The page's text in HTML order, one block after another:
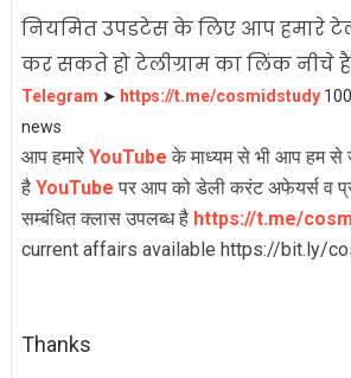
नियमित उपडटेस के लिए आप हमारे
कर सकते हो टेलीग्राम का लिंक नीचे
Telegram ➤ https://t.me/cosmidstudy
news
आप हमारे YouTube के माध्यम से भी आप हम
है YouTube पर आप को डेली करंट अफेयर्स व
सम्बंधित क्लास उपलब्ध है https://t.me/
current affairs available https://bit.ly/
Thanks